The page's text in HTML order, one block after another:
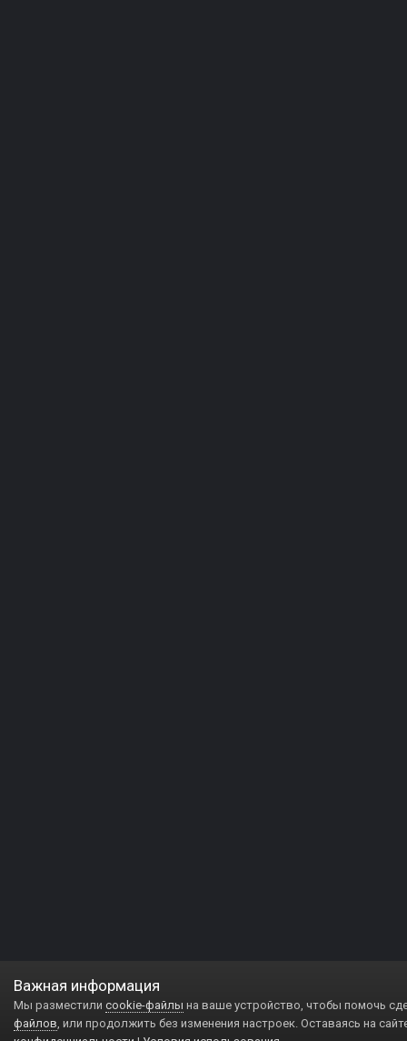
Важная информация
Мы разместили cookie-файлы на ваше устройство, чтобы помочь
файлов, или продолжить без изменения настроек. Оставаясь на